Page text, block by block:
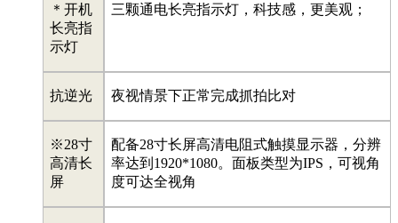
＊开机
长亮指
示灯
三颗通电长亮指示灯，科技感，更美观；
抗逆光 夜视情景下正常完成抓拍比对
※28寸
高清长
屏
配备28寸长屏高清电阻式触摸显示器，分辨
率达到1920*1080。面板类型为IPS，可视角
度可达全视角